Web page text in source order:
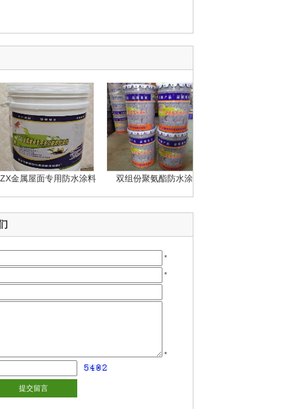
属屋面专用防水涂料 双组份聚氨酯防水涂料
*
*
*